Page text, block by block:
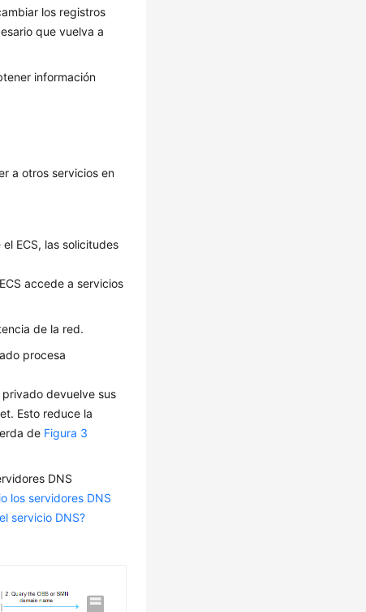
los registros
que vuelva a
información
a otros servicios en
ECS, las solicitudes
accede a servicios
de la red.
procesa
privado devuelve sus
Esto reduce la
de Figura 3
DNS
los servidores DNS
servicio DNS?